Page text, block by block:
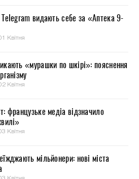
видають себе за «Аптека 9-
Квітня
«мурашки по шкірі»: пояснення
Квітня
французьке медіа відзначило
Квітня
мільйонери: нові міста